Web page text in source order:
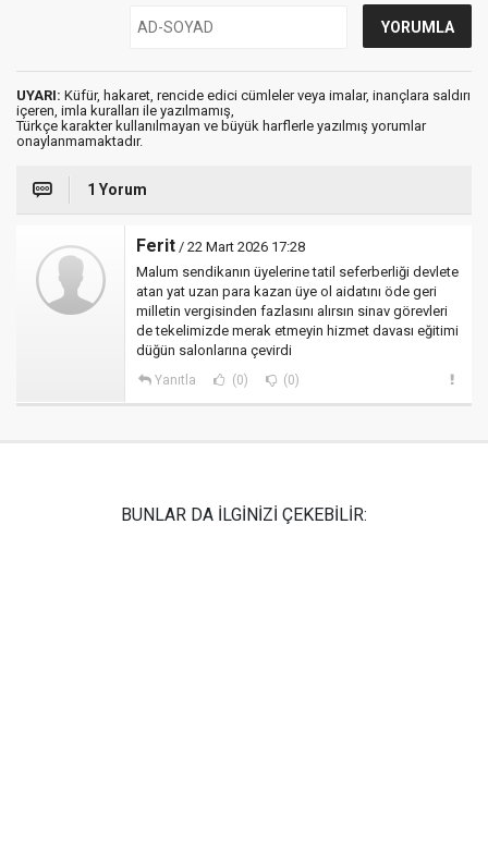
UYARI: Küfür, hakaret, rencide edici cümleler veya imalar, inançlara saldırı
içeren, imla kuralları ile yazılmamış,
Türkçe karakter kullanılmayan ve büyük harflerle yazılmış yorumlar
onaylanmamaktadır.
1 Yorum
Ferit / 22 Mart 2026 17:28
Malum sendikanın üyelerine tatil seferberliği devlete
atan yat uzan para kazan üye ol aidatını öde geri
milletin vergisinden fazlasını alırsın sinav görevleri
de tekelimizde merak etmeyin hizmet davası eğitimi
düğün salonlarına çevirdi
Yanıtla (0) (0)
BUNLAR DA İLGİNİZİ ÇEKEBİLİR: